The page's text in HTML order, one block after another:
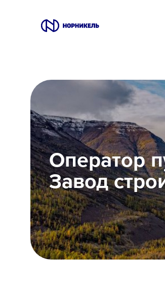
Производство
Офис
Студентам
Школьникам
Локации
8 800 700-19-43
Оператор
Завод